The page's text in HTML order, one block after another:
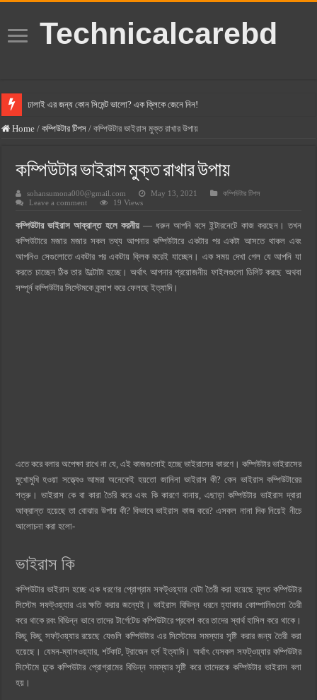
Technicalcarebd
ঢালাই এর জন্য কোন সিমেন্ট ভালো? এক ক্লিকে জেনে নিন!
বসুন্ধরা সিমেন্ট এর দাম ২০২৫
হোলসিম সিমেন্ট দাম ২০২৫
সুপারক্রিট সিমেন্ট দাম ২০২৫
ওয়ালটন মোবাইল কিস্তিতে কেনার নিয়ম ২০২৫
ওয়ালটন টিভি কিস্তিতে কেনার নিয়ম ২০২৫
গ্রামে লাভজনক ব্যবসা ২০২৫ ও গ্রামের বাজারে ব্যবসার আইডিয়া
Home / কম্পিউটার টিপস / কম্পিউটার ভাইরাস মুক্ত রাখার উপায়
কম্পিউটার ভাইরাস মুক্ত রাখার উপায়
sohansumona000@gmail.com May 13, 2021
কম্পিউটার টিপস
Leave a comment
19 Views
কম্পিউটার ভাইরাস আক্রান্ত হলে করনীয়— ধরুন আপনি বসে ইন্টারনেটে কাজ করছেন। তখন
কম্পিউটারে মজার মজার সকল তথ্য আপনার কম্পিউটারে একটার পর একটা আসতে থাকল এবং
আপনিও সেগুলোতে একটার পর একটায় ক্লিক করেই যাচ্ছেন। এক সময় দেখা গেল যে আপনি যা
করতে চাচ্ছেন ঠিক তার উল্টোটা হচ্ছে। অর্থাৎ আপনার প্রয়োজনীয় ফাইলগুলো ডিলিট করছে অথবা
সম্পূর্ন কম্পিউটার সিস্টেমকে ক্র্যাশ করে ফেলছে ইত্যাদি।
এতে করে বলার অপেক্ষা রাখে না যে, এই কাজগুলোই হচ্ছে ভাইরাসের কারণে। কম্পিউটার ভাইরাসের
মুখোমুখি হওয়া সত্ত্বেও আমরা অনেকেই হয়তো জানিনা ভাইরাস কী? কেন ভাইরাস কম্পিউটারের
শত্রু। ভাইরাস কে বা কারা তৈরি করে এবং কি কারণে বানায়, এছাড়া কম্পিউটার ভাইরাস দ্বারা
আক্রান্ত হয়েছে তা বোঝার উপায় কী? কিভাবে ভাইরাস কাজ করে? এসকল নানা দিক নিয়েই নীচে
আলোচনা করা হলো-
ভাইরাস কি
কম্পিউটার ভাইরাস হচ্ছে এক ধরণের প্রোগ্রাম সফট্ওয়্যার যেটা তৈরী করা হয়েছে মূলত কম্পিউটার
সিস্টেম সফট্ওয়্যার এর ক্ষতি করার জন্যেই। ভাইরাস বিভিন্ন ধরনে হ্যাকার কোম্পানিগুলো তৈরী
করে থাকে রবং বিভিন্ন ভাবে তাদের টার্গেটেড কম্পিউটারে প্রবেশ করে তাদের স্বার্থ হাসিল করে থাকে।
কিছু কিছু সফট্ওয়্যার রয়েছে যেগুলি কম্পিউটার এর সিস্টেমের সমস্যার সৃষ্টি করার জন্য তৈরী করা
হয়েছে। যেমন-ম্যালওয়্যার, শর্টকাট, ট্রাজেন হর্স ইত্যাদি। অর্থাৎ যেসকল সফট্ওয়্যার কম্পিউটার
সিস্টেমে ঢুকে কম্পিউটার প্রোগ্রামের বিভিন্ন সমস্যার সৃষ্টি করে তাদেরকে কম্পিউটার ভাইরাস বলা
হয়।